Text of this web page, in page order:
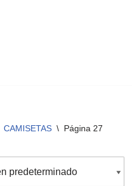
CAMISETAS \ Página 27